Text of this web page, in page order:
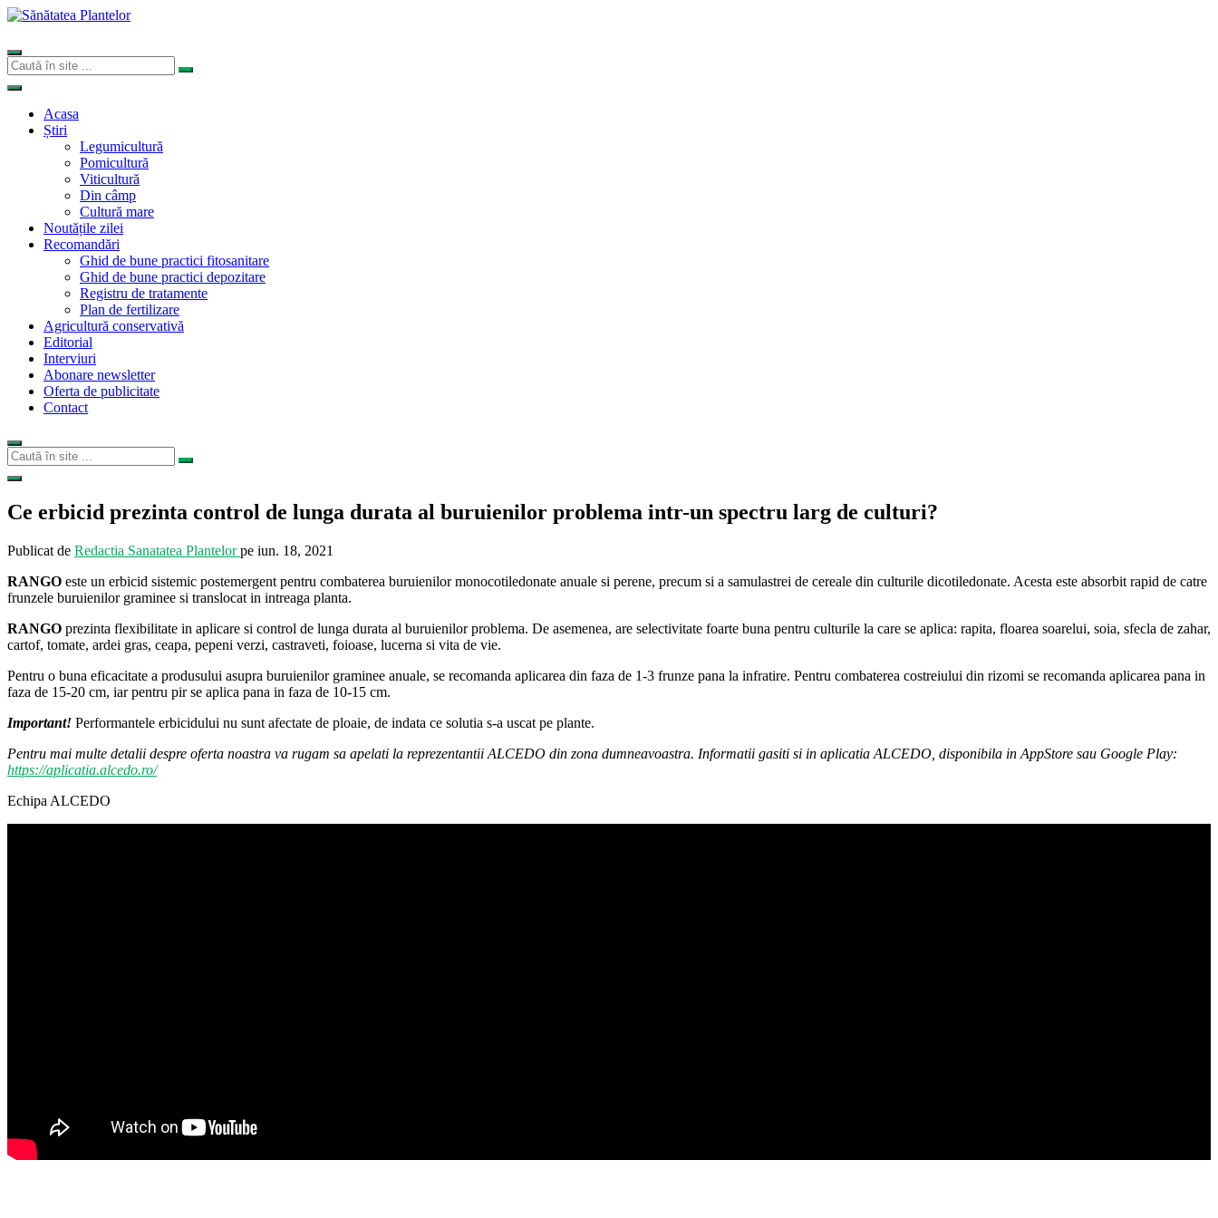
Acasa
Știri
Legumicultură
Pomicultură
Viticultură
Din câmp
Cultură mare
Noutățile zilei
Recomandări
Ghid de bune practici fitosanitare
Ghid de bune practici depozitare
Registru de tratamente
Plan de fertilizare
Agricultură conservativă
Editorial
Interviuri
Abonare newsletter
Oferta de publicitate
Contact
Ce erbicid prezinta control de lunga durata al buruienilor problema intr-un spectru larg de culturi?
Publicat de Redactia Sanatatea Plantelorpe iun. 18, 2021
RANGO este un erbicid sistemic postemergent pentru combaterea buruienilor monocotiledonate anuale si perene, precum si a samulastrei de cereale din culturile dicotiledonate. Acesta este absorbit rapid de catre
frunzele buruienilor graminee si translocat in intreaga planta.
RANGO prezinta flexibilitate in aplicare si control de lunga durata al buruienilor problema. De asemenea, are selectivitate foarte buna pentru culturile la care se aplica: rapita, floarea soarelui, soia, sfecla de zahar,
cartof, tomate, ardei gras, ceapa, pepeni verzi, castraveti, foioase, lucerna si vita de vie.
Pentru o buna eficacitate a produsului asupra buruienilor graminee anuale, se recomanda aplicarea din faza de 1-3 frunze pana la infratire. Pentru combaterea costreiului din rizomi se recomanda aplicarea pana in
faza de 15-20 cm, iar pentru pir se aplica pana in faza de 10-15 cm.
Important! Performantele erbicidului nu sunt afectate de ploaie, de indata ce solutia s-a uscat pe plante.
Pentru mai multe detalii despre oferta noastra va rugam sa apelati la reprezentantii ALCEDO din zona dumneavoastra. Informatii gasiti si in aplicatia ALCEDO, disponibila in AppStore sau Google Play:
https://aplicatia.alcedo.ro/
Echipa ALCEDO